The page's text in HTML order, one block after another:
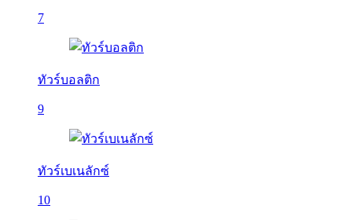
7
ทัวร์บอลติก
9
ทัวร์เบเนลักซ์
10